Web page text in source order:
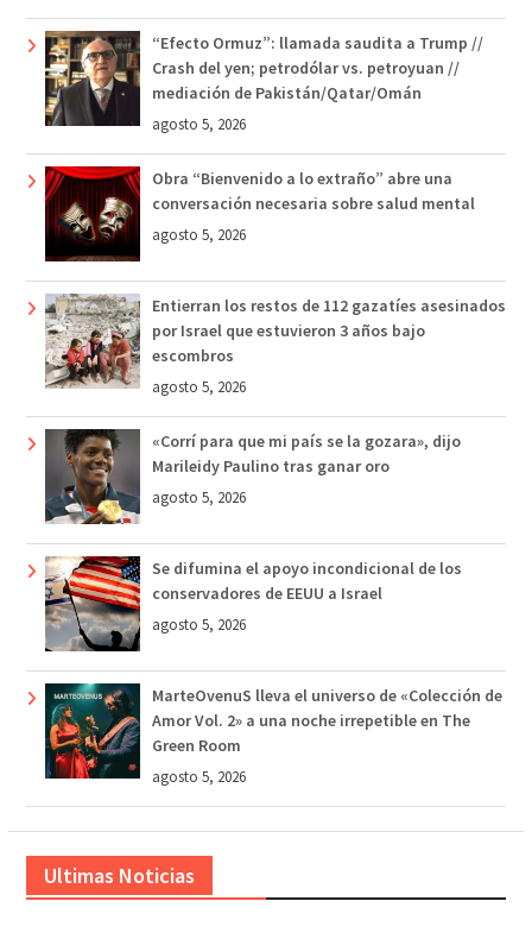
“Efecto Ormuz”: llamada saudita a Trump //
Crash del yen; petrodólar vs. petroyuan //
mediación de Pakistán/Qatar/Omán
agosto 5, 2026
Obra “Bienvenido a lo extraño” abre una
conversación necesaria sobre salud mental
agosto 5, 2026
Entierran los restos de 112 gazatíes asesinados
por Israel que estuvieron 3 años bajo
escombros
agosto 5, 2026
«Corrí para que mi país se la gozara», dijo
Marileidy Paulino tras ganar oro
agosto 5, 2026
Se difumina el apoyo incondicional de los
conservadores de EEUU a Israel
agosto 5, 2026
MarteOvenuS lleva el universo de «Colección de
Amor Vol. 2» a una noche irrepetible en The
Green Room
agosto 5, 2026
Ultimas Noticias